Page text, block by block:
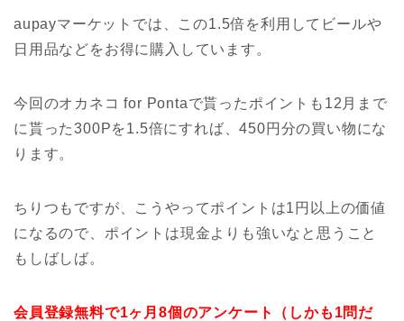
aupayマーケットでは、この1.5倍を利用してビールや
日用品などをお得に購入しています。
今回のオカネコ for Pontaで貰ったポイントも12月まで
に貰った300Pを1.5倍にすれば、450円分の買い物にな
ります。
ちりつもですが、こうやってポイントは1円以上の価値
になるので、ポイントは現金よりも強いなと思うこと
もしばしば。
会員登録無料で1ヶ月8個のアンケート（しかも1問だ